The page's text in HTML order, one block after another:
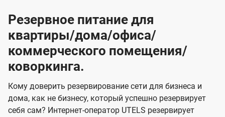
Резервное питание для
квартиры/дома/офиса/
коммерческого помещения/
коворкинга.
Кому доверить резервирование сети для бизнеса и
дома, как не бизнесу, который успешно резервирует
себя сам? Интернет-оператор UTELS резервирует